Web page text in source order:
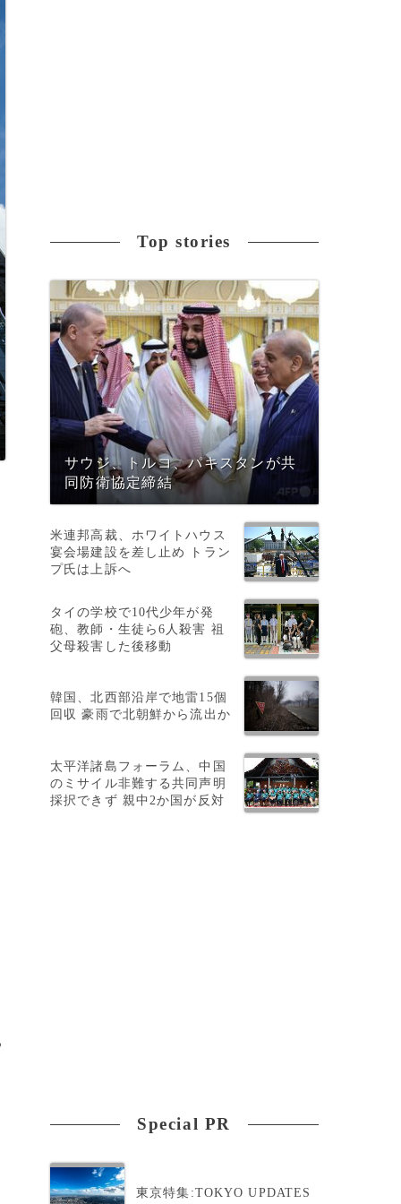
Top stories
サウジ、トルコ、パキスタンが共
同防衛協定締結
米連邦高裁、ホワイトハウス
宴会場建設を差し止め トラン
プ氏は上訴へ
タイの学校で10代少年が発
砲、教師・生徒ら6人殺害 祖
父母殺害した後移動
韓国、北西部沿岸で地雷15個
回収 豪雨で北朝鮮から流出か
太平洋諸島フォーラム、中国
のミサイル非難する共同声明
採択できず 親中2か国が反対
Special PR
東京特集:TOKYO UPDATES